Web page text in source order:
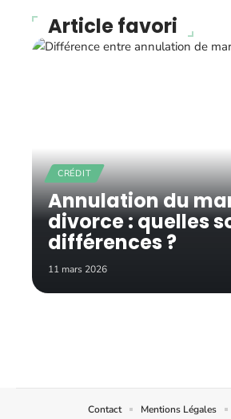
Article favori
CRÉDIT
Annulation du
divorce : quelles
différences ?
11 mars 2026
Contact Mentions Légales